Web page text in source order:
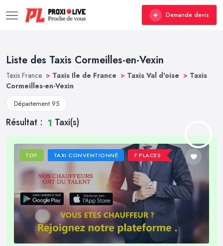
Demande devis
Liste des Taxis Cormeilles-en-Vexin
Taxis France > Taxis Ile de France > Taxis Val d'oise > Taxis
Cormeilles-en-Vexin
Département 95
Résultat : 1 Taxi(s)
TOP TAXI CONVENTIONNÉ 7 PLACES